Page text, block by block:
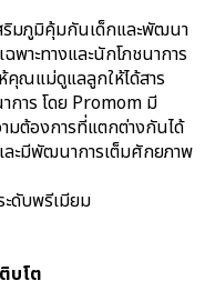
ย
ก อาหาร